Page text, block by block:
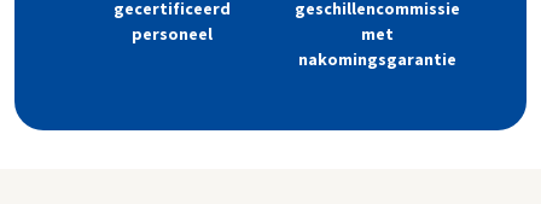
gecertificeerd
personeel
geschillencommissie
met
nakomingsgarantie